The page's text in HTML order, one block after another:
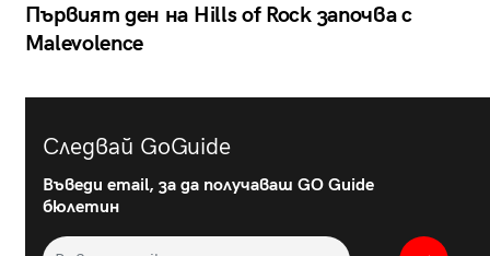
Първият ден на Hills of Rock започва с
Malevolence
Следвай GoGuide
Въведи email, за да получаваш GO Guide
бюлетин